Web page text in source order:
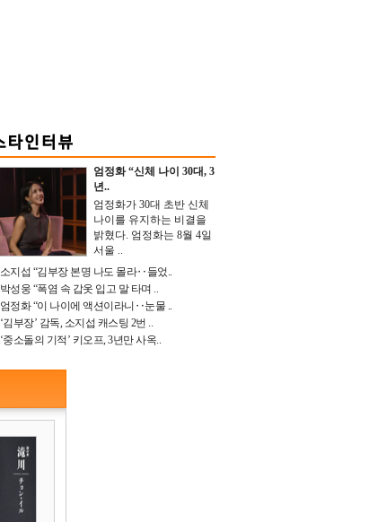
엄정화 “신체 나이 30대, 3
년..
엄정화가 30대 초반 신체
나이를 유지하는 비결을
밝혔다. 엄정화는 8월 4일
서울 ..
소지섭 “김부장 본명 나도 몰라‥들었..
박성웅 “폭염 속 갑옷 입고 말 타며 ..
엄정화 “이 나이에 액션이라니‥눈물 ..
‘김부장’ 감독, 소지섭 캐스팅 2번 ..
‘중소돌의 기적’ 키오프, 3년만 사옥..